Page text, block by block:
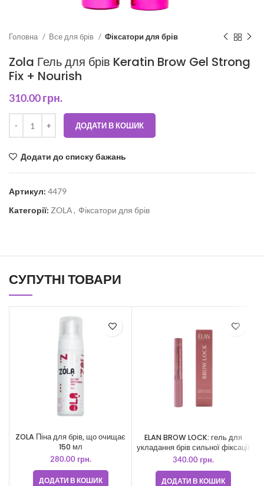
Головна Все для брів Фіксатори для брів
Zola Гель для брів Keratin Brow Gel Strong
Fix + Nourish
310.00грн.
ДОДАТИ В КОШИК
Додати до списку бажань
Артикул: 4479
Категорії: ZOLA , Фіксатори для брів
СУПУТНІ ТОВАРИ
ZOLA Піна для брів, що очищає
150 мл
280.00 грн.
ДОДАТИ В КОШИК
ELAN BROW LOCK: гель для
укладання брів сильної фіксації
340.00 грн.
ДОДАТИ В КОШИК